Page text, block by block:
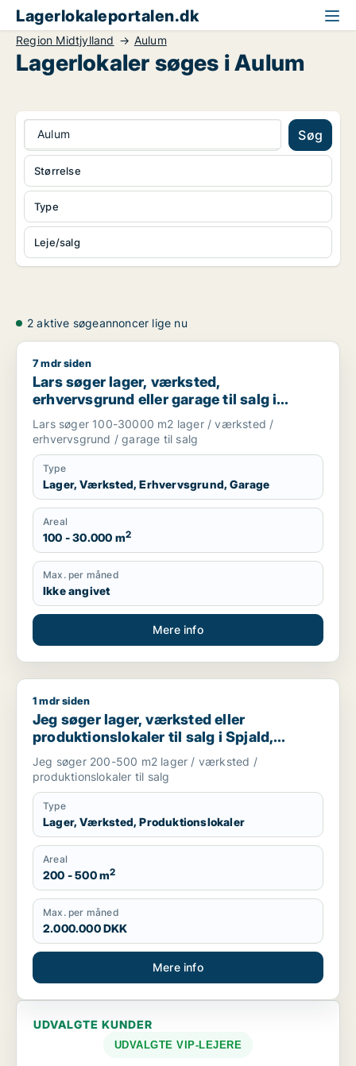
Lagerlokaleportalen.dk
Region Midtjylland Aulum
Lagerlokaler søges i Aulum
Aulum Søg
Type
Leje/salg
Størrelse
2 aktive søgeannoncer lige nu
Lars søger lager, værksted, erhvervsgrund eller garage til
7 mdr siden
Lars søger lager, værksted,
erhvervsgrund eller garage til salg i
Herning, Ikast eller Sunds m.fl.
Lars søger 100-30000 m2 lager / værksted /
erhvervsgrund / garage til salg
Type
Lager, Værksted, Erhvervsgrund, Garage
Areal
100 - 30.000 m2
Max. per måned
Ikke angivet
Mere info
Jeg søger lager, værksted eller produktionslokaler til salg i
1 mdr siden
Jeg søger lager, værksted eller
produktionslokaler til salg i Spjald,
Ørnhøj eller Tim m.fl.
Jeg søger 200-500 m2 lager / værksted /
produktionslokaler til salg
Type
Lager, Værksted, Produktionslokaler
Areal
200 - 500 m2
Max. per måned
2.000.000 DKK
Mere info
UDVALGTE KUNDER
UDVALGTE VIP-LEJERE